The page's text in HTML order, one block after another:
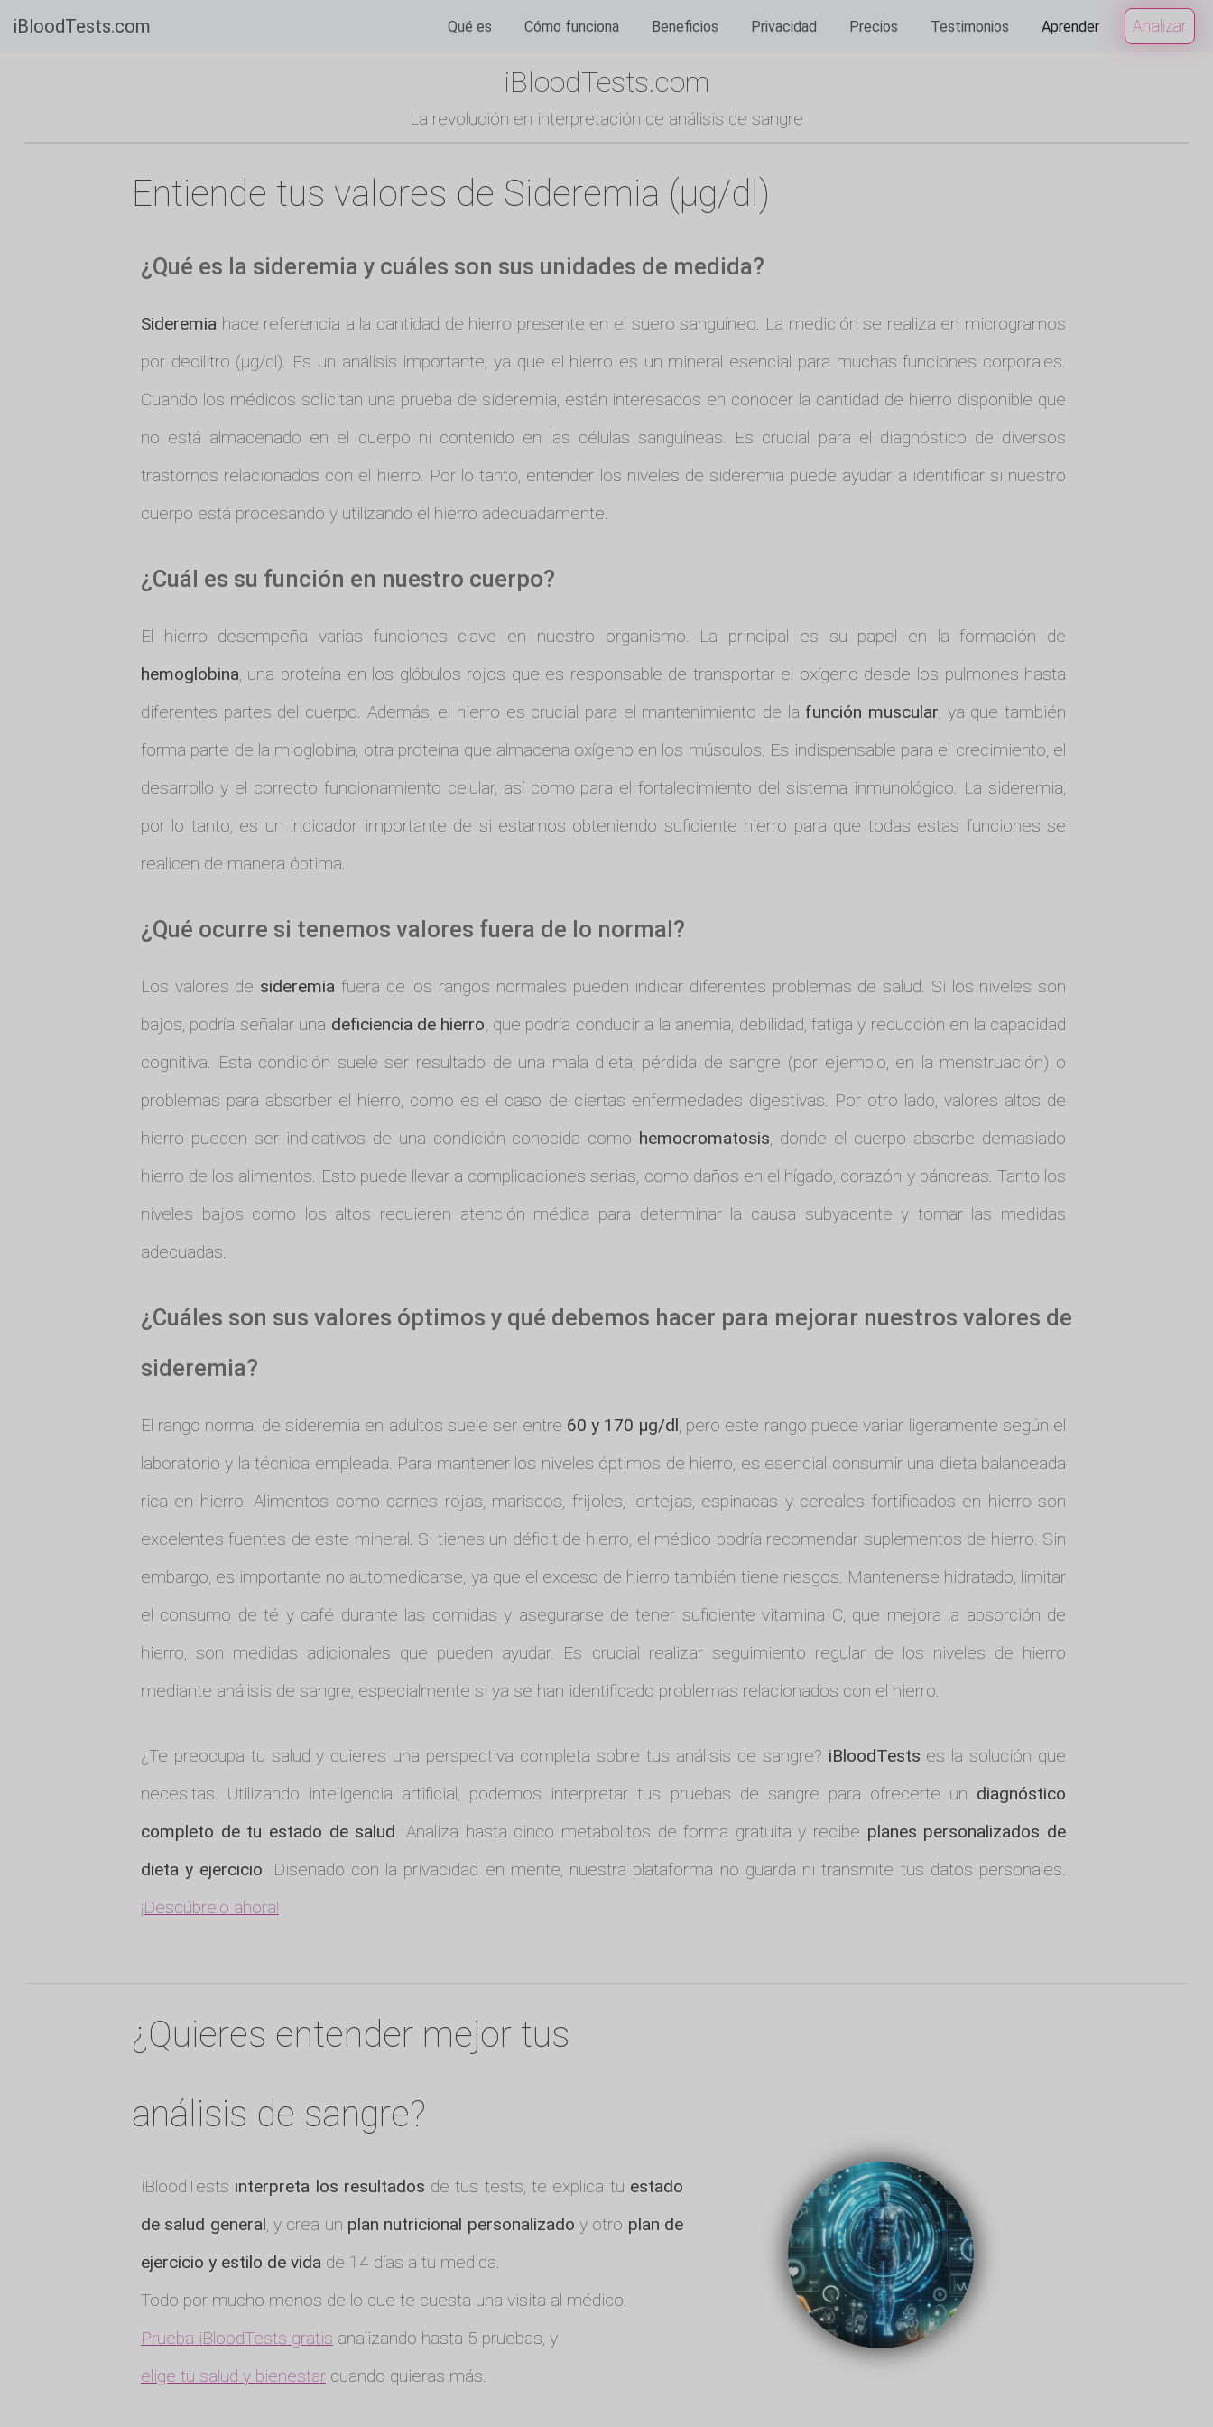
iBloodTests.com Qué es Cómo funciona Beneficios Privacidad Precios Testimonios Aprender Analizar
iBloodTests.com
La revolución en interpretación de análisis de sangre
Entiende tus valores de Sideremia (µg/dl)
¿Qué es la sideremia y cuáles son sus unidades de medida?
Sideremiahace referencia a la cantidad de hierro presente en el suero sanguíneo. La medición se realiza en microgramos
por decilitro (µg/dl). Es un análisis importante, ya que el hierro es un mineral esencial para muchas funciones corporales.
Cuando los médicos solicitan una prueba de sideremia, están interesados en conocer la cantidad de hierro disponible que
no está almacenado en el cuerpo ni contenido en las células sanguíneas. Es crucial para el diagnóstico de diversos
trastornos relacionados con el hierro. Por lo tanto, entender los niveles de sideremia puede ayudar a identificar si nuestro
cuerpo está procesando y utilizando el hierro adecuadamente.
¿Cuál es su función en nuestro cuerpo?
El hierro desempeña varias funciones clave en nuestro organismo. La principal es su papel en la formación de
hemoglobina, una proteína en los glóbulos rojos que es responsable de transportar el oxígeno desde los pulmones hasta
diferentes partes del cuerpo. Además, el hierro es crucial para el mantenimiento de la función muscular, ya que también
forma parte de la mioglobina, otra proteína que almacena oxígeno en los músculos. Es indispensable para el crecimiento, el
desarrollo y el correcto funcionamiento celular, así como para el fortalecimiento del sistema inmunológico. La sideremia,
por lo tanto, es un indicador importante de si estamos obteniendo suficiente hierro para que todas estas funciones se
realicen de manera óptima.
¿Qué ocurre si tenemos valores fuera de lo normal?
Los valores de sideremia fuera de los rangos normales pueden indicar diferentes problemas de salud. Si los niveles son
bajos, podría señalar una deficiencia de hierro, que podría conducir a la anemia, debilidad, fatiga y reducción en la capacidad
cognitiva. Esta condición suele ser resultado de una mala dieta, pérdida de sangre (por ejemplo, en la menstruación) o
problemas para absorber el hierro, como es el caso de ciertas enfermedades digestivas. Por otro lado, valores altos de
hierro pueden ser indicativos de una condición conocida como hemocromatosis, donde el cuerpo absorbe demasiado
hierro de los alimentos. Esto puede llevar a complicaciones serias, como daños en el hígado, corazón y páncreas. Tanto los
niveles bajos como los altos requieren atención médica para determinar la causa subyacente y tomar las medidas
adecuadas.
¿Cuáles son sus valores óptimos y qué debemos hacer para mejorar nuestros valores de
sideremia?
El rango normal de sideremia en adultos suele ser entre 60 y 170 µg/dl, pero este rango puede variar ligeramente según el
laboratorio y la técnica empleada. Para mantener los niveles óptimos de hierro, es esencial consumir una dieta balanceada
rica en hierro. Alimentos como carnes rojas, mariscos, frijoles, lentejas, espinacas y cereales fortificados en hierro son
excelentes fuentes de este mineral. Si tienes un déficit de hierro, el médico podría recomendar suplementos de hierro. Sin
embargo, es importante no automedicarse, ya que el exceso de hierro también tiene riesgos. Mantenerse hidratado, limitar
el consumo de té y café durante las comidas y asegurarse de tener suficiente vitamina C, que mejora la absorción de
hierro, son medidas adicionales que pueden ayudar. Es crucial realizar seguimiento regular de los niveles de hierro
mediante análisis de sangre, especialmente si ya se han identificado problemas relacionados con el hierro.
¿Te preocupa tu salud y quieres una perspectiva completa sobre tus análisis de sangre? iBloodTests es la solución que
necesitas. Utilizando inteligencia artificial, podemos interpretar tus pruebas de sangre para ofrecerte un diagnóstico
completo de tu estado de salud. Analiza hasta cinco metabolitos de forma gratuita y recibe planes personalizados de
dieta y ejercicio. Diseñado con la privacidad en mente, nuestra plataforma no guarda ni transmite tus datos personales.
¡Descúbrelo ahora!
¿Quieres entender mejor tus
análisis de sangre?
iBloodTests interpreta los resultados de tus tests, te explica tu estado
de salud general, y crea un plan nutricional personalizado y otro plan de
ejercicio y estilo de vidade 14 días a tu medida.
Todo por mucho menos de lo que te cuesta una visita al médico.
Prueba iBloodTests gratis analizando hasta 5 pruebas, y
elige tu salud y bienestarcuando quieras más.